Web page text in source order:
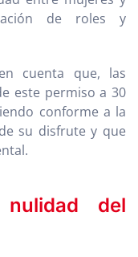
de roles y
cuenta que, las
este permiso a 30
conforme a la
su disfrute y que
del